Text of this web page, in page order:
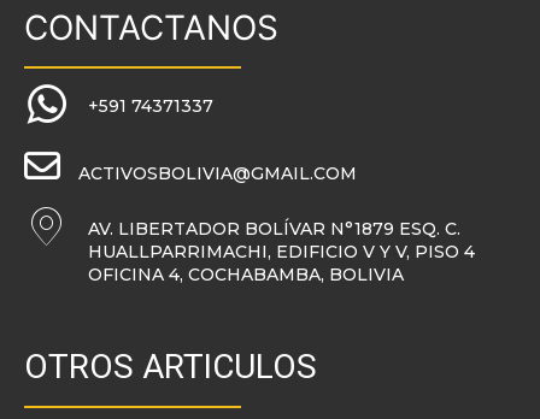
CONTACTANOS
+591 74371337
ACTIVOSBOLIVIA@GMAIL.COM
AV. LIBERTADOR BOLÍVAR N°1879 ESQ. C.
HUALLPARRIMACHI, EDIFICIO V Y V, PISO 4
OFICINA 4, COCHABAMBA, BOLIVIA
OTROS ARTICULOS